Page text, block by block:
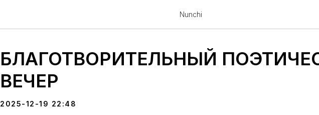
Nunchi
БЛАГОТВОРИТЕЛЬНЫЙ
ВЕЧЕР
2025-12-19 22:48